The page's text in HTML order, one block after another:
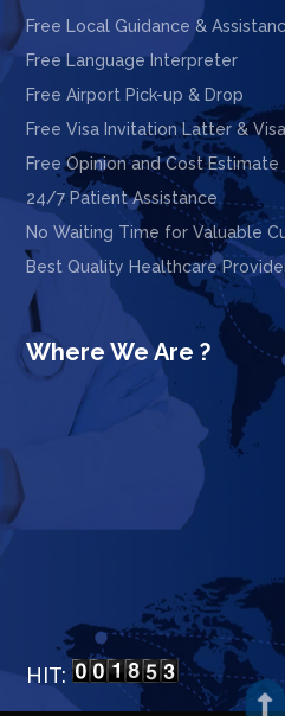
Free Local Guidance &
Free Language Interpreter
Free Airport Pick-up & Drop
Free Visa Invitation Latter &
Free Opinion and Cost Estimate
24/7 Patient Assistance
No Waiting Time for Valuable
Best Quality Healthcare
Where We Are ?
HIT:
